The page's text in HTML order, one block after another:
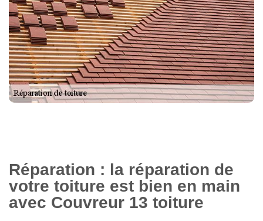
Réparation : la réparation de
votre toiture est bien en main
avec Couvreur 13 toiture